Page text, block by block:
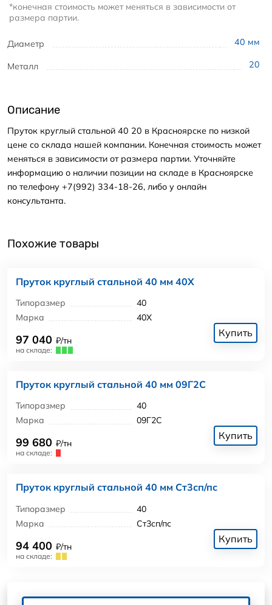
Диаметр 40 мм
Металл 20
*конечная стоимость может меняться в зависимости от
размера партии.
Описание
Пруток круглый стальной 40 20 в Красноярске по низкой
цене со склада нашей компании. Конечная стоимость может
меняться в зависимости от размера партии. Уточняйте
информацию о наличии позиции на складе в Красноярске
по телефону +7(992) 334-18-26, либо у онлайн
консультанта.
Похожие товары
Пруток круглый стальной 40 мм 40Х
Типоразмер
40
Марка
40Х
97 040 ₽/тн
на складе:
Купить
Пруток круглый стальной 40 мм 09Г2С
Типоразмер
40
Марка
09Г2С
99 680 ₽/тн
на складе:
Купить
Пруток круглый стальной 40 мм Ст3сп/пс
Типоразмер
40
Марка
Ст3сп/пс
94 400 ₽/тн
на складе:
Купить